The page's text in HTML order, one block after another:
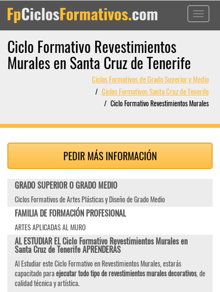
Toggle
Ciclo Formativo Revestimientos
Murales en Santa Cruz de Tenerife
Ciclos Formativos de Grado Superior y Medio
Ciclos Formativos Santa Cruz de Tenerife
Ciclo Formativo Revestimientos Murales
PEDIR MÁS INFORMACIÓN
GRADO SUPERIOR O GRADO MEDIO
Ciclos Formativos de Artes Plásticas y Diseño de Grado Medio
FAMILIA DE FORMACIÓN PROFESIONAL
ARTES APLICADAS AL MURO
AL ESTUDIAR EL Ciclo Formativo Revestimientos Murales en
Santa Cruz de Tenerife APRENDERÁS
Al Estudiar este Ciclo Formativo en Revestimientos Murales, estarás
capacitado paraejecutar todo tipo de revestimientos murales decorativos, de
calidad técnica y artística.